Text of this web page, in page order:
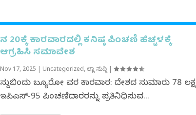
ನ 20ಕ್ಕೆ ಕಾರವಾರದಲ್ಲಿ ಕನಿಷ್ಠ ಪಿಂಚಣಿ ಹೆಚ್ಚಳಕ್ಕೆ
ಆಗ್ರಹಿಸಿ ಸಮಾವೇಶ
Nov 17, 2025 Uncategorized,ಜಿಲ್ಲಾ ಸುದ್ದಿ|
ಸುದ್ದಿಬಿಂದು ಬ್ಯೂರೋ ವರದಿ ಕಾರವಾರ: ದೇಶದ ಸುಮಾರು 78 ಲಕ್ಷ
ಇಪಿಎಸ್-95 ಪಿಂಚಣಿದಾರರನ್ನು ಪ್ರತಿನಿಧಿಸುವ...